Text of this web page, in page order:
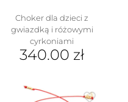
Choker dla dzieci z
gwiazdką i różowymi
cyrkoniami
340.00 zł